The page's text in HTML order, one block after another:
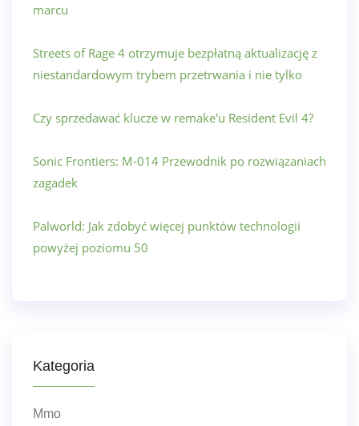
marcu
Streets of Rage 4 otrzymuje bezpłatną aktualizację z
niestandardowym trybem przetrwania i nie tylko
Czy sprzedawać klucze w remake'u Resident Evil 4?
Sonic Frontiers: M-014 Przewodnik po rozwiązaniach
zagadek
Palworld: Jak zdobyć więcej punktów technologii
powyżej poziomu 50
Kategoria
Mmo